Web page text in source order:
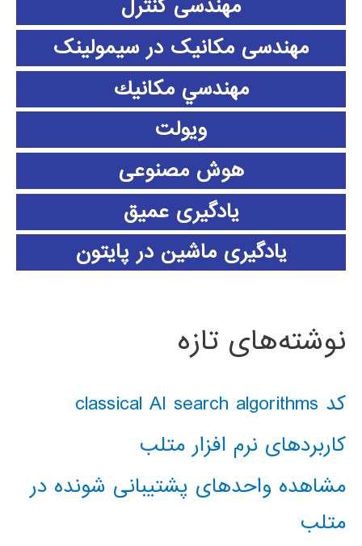
مهندسی کنترل
مهندسی مکانیک در سیمولینک
مهندسي مكانيك
ویولت
هوش مصنوعی
یادگیری عمیق
یادگیری ماشین در پایتون
نوشته‌های تازه
کد classical AI search algorithms
کاربردهای نرم افزار متلب
مشاهده واحدهای پشتیبانی شونده در
متلب